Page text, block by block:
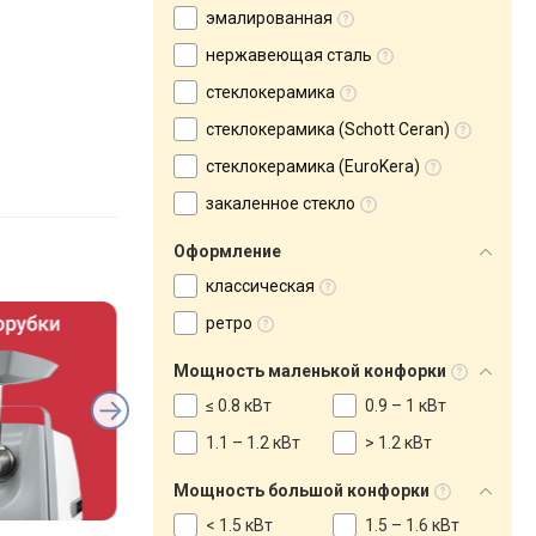
эмалированная
нержавеющая сталь
стеклокерамика
стеклокерамика (Schott Ceran)
стеклокерамика (EuroKera)
закаленное стекло
Оформление
классическая
ретро
Мощность маленькой конфорки
≤ 0.8 кВт
0.9 – 1 кВт
1.1 – 1.2 кВт
> 1.2 кВт
Мощность большой конфорки
< 1.5 кВт
1.5 – 1.6 кВт